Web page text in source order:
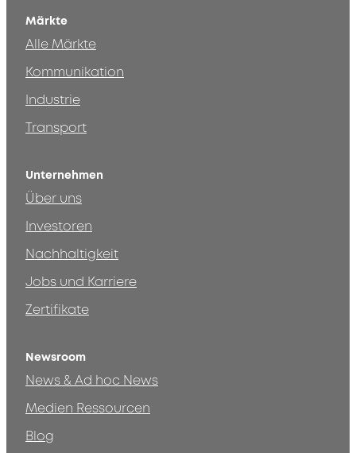
Märkte
Alle Märkte
Kommunikation
Industrie
Transport
Unternehmen
Über uns
Investoren
Nachhaltigkeit
Jobs und Karriere
Zertifikate
Newsroom
News & Ad hoc News
Medien Ressourcen
Blog